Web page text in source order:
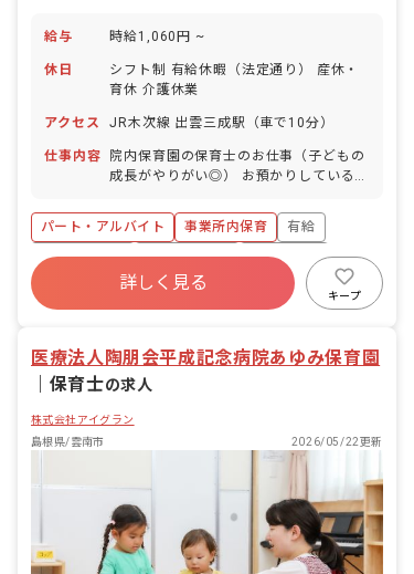
給与 時給1,060円 ~
休日
シフト制 有給休暇（法定通り） 産休・
育休 介護休業
アクセス JR木次線 出雲三成駅（車で10分）
仕事内容
院内保育園の保育士のお仕事（子どもの
成長がやりがい◎） お預かりしている子
食事・睡眠・排泄・清潔・衣類の着脱等
・集団生活を通じた社会性の装着 ・行事
の計画・実行、お知らせの作成
パート・アルバイト 事業所内保育
有給
福利厚生充実
産休育休制度
未経験歓迎
WEB面接OK
詳しく見る
キープ
医療法人陶朋会平成記念病院あゆみ保育園
保育士の求人
株式会社アイグラン
島根県/雲南市
2026/05/22更新